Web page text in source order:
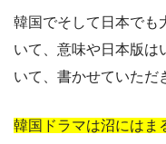
韓国でそして日本でも
いて、意味や日本版は
いて、書かせていただ
韓国ドラマは沼にはま